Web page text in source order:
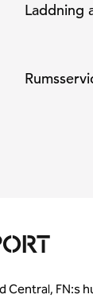
Laddning
Central,